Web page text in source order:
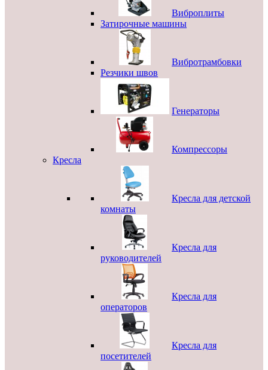
Виброплиты
Затирочные машины
Вибротрамбовки
Резчики швов
Генераторы
Компрессоры
Кресла
Кресла для детской
комнаты
Кресла для
руководителей
Кресла для
операторов
Кресла для
посетителей